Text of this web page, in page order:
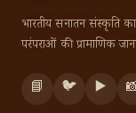
भारतीय सनातन संस्कृति का
परंपराओं की प्रामाणिक
📘 🐦 ▶️